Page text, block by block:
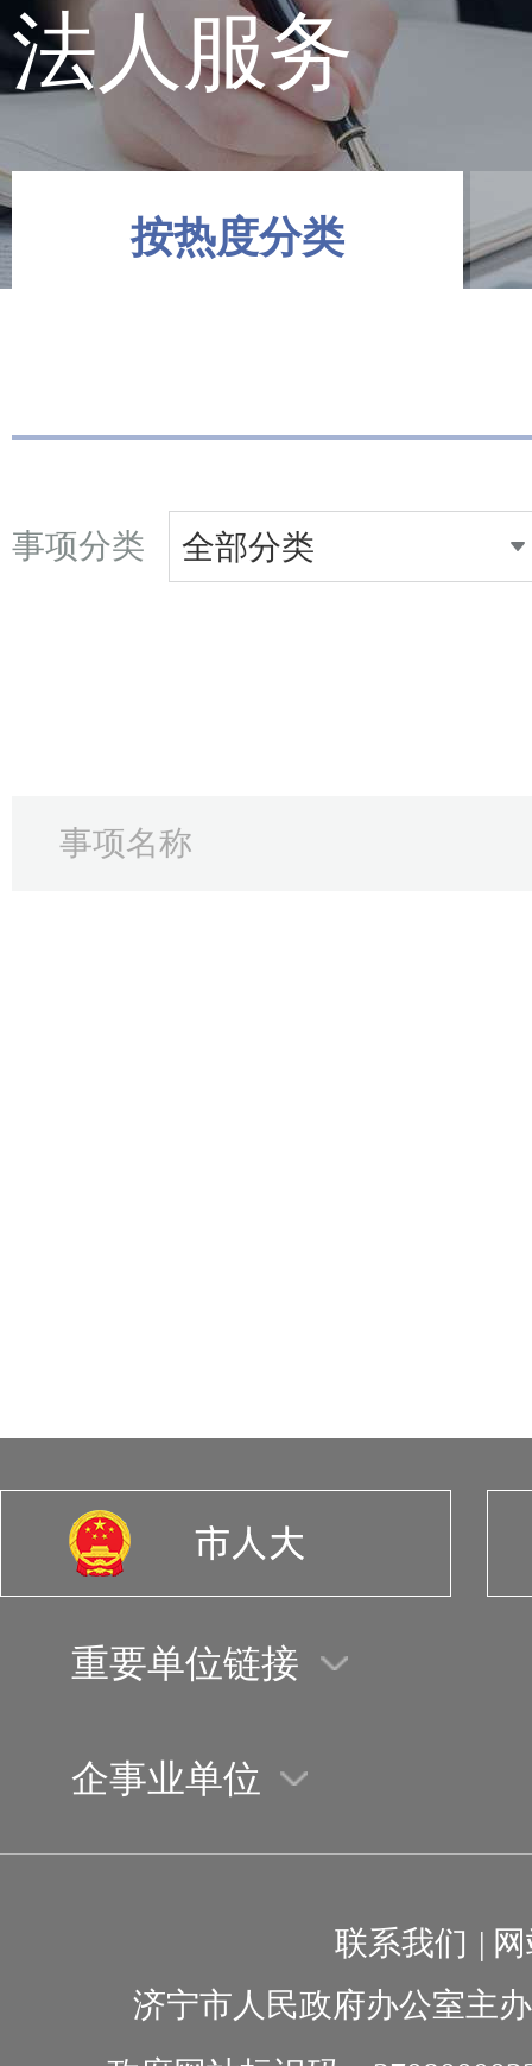
法人服务
按热度分类
事项分类 全部分类
事项名称
重要单位链接
企事业单位
联系我们 |
济宁市人民政府办公室主